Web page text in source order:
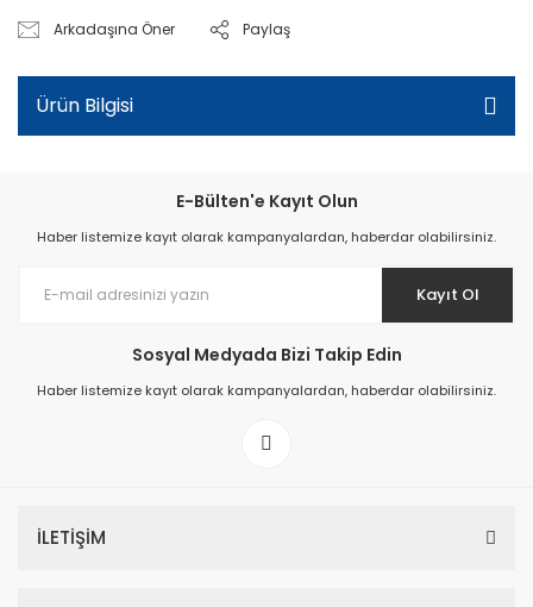
Arkadaşına Öner Paylaş
Ürün Bilgisi
E-Bülten'e Kayıt Olun
Haber listemize kayıt olarak kampanyalardan, haberdar olabilirsiniz.
Kayıt Ol
Sosyal Medyada Bizi Takip Edin
Haber listemize kayıt olarak kampanyalardan, haberdar olabilirsiniz.
İLETİŞİM